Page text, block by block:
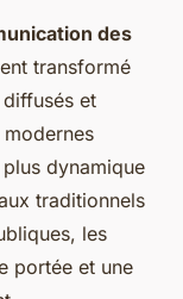
des
transformé
et
modernes
dynamique
traditionnels
les
portée et une